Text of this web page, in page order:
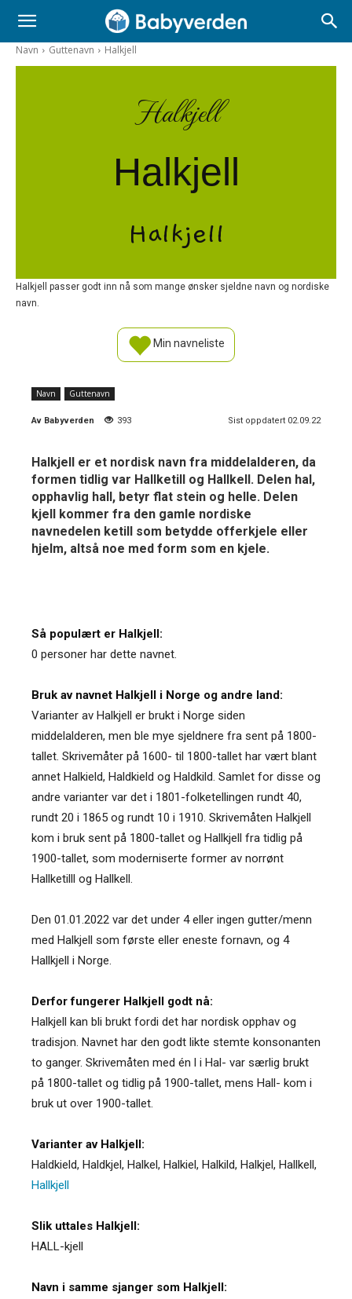
Navn Guttenavn Halkjell
Halkjell
Halkjell
Halkjell
Halkjell passer godt inn nå som mange ønsker sjeldne navn og nordiske
navn.
Min navneliste
Navn Guttenavn
Av Babyverden 393 Sist oppdatert 02.09.22
Halkjell er et nordisk navn fra middelalderen, da
formen tidlig var Hallketill og Hallkell. Delen hal,
opphavlig hall, betyr flat stein og helle. Delen
kjell kommer fra den gamle nordiske
navnedelen ketill som betydde offerkjele eller
hjelm, altså noe med form som en kjele.
Så populært er Halkjell:
0 personer har dette navnet.
Bruk av navnet Halkjell i Norge og andre land:
Varianter av Halkjell er brukt i Norge siden
middelalderen, men ble mye sjeldnere fra sent på 1800-
tallet. Skrivemåter på 1600- til 1800-tallet har vært blant
annet Halkield, Haldkield og Haldkild. Samlet for disse og
andre varianter var det i 1801-folketellingen rundt 40,
rundt 20 i 1865 og rundt 10 i 1910. Skrivemåten Halkjell
kom i bruk sent på 1800-tallet og Hallkjell fra tidlig på
1900-tallet, som moderniserte former av norrønt
Hallketilll og Hallkell.
Den 01.01.2022 var det under 4 eller ingen gutter/menn
med Halkjell som første eller eneste fornavn, og 4
Hallkjell i Norge.
Derfor fungerer Halkjell godt nå:
Halkjell kan bli brukt fordi det har nordisk opphav og
tradisjon. Navnet har den godt likte stemte konsonanten
to ganger. Skrivemåten med én l i Hal- var særlig brukt
på 1800-tallet og tidlig på 1900-tallet, mens Hall- kom i
bruk ut over 1900-tallet.
Varianter av Halkjell:
Haldkield, Haldkjel, Halkel, Halkiel, Halkild, Halkjel, Hallkell,
Hallkjell
Slik uttales Halkjell:
HALL-kjell
Navn i samme sjanger som Halkjell: